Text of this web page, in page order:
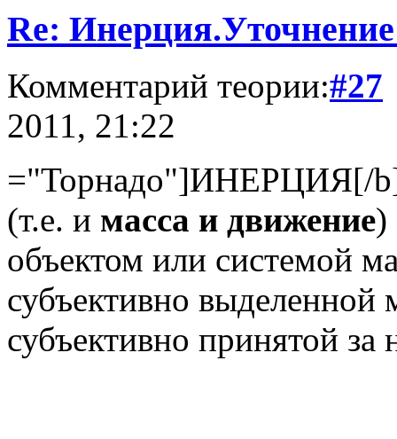
Re:
Комментарий теории:#27
2011, 21:22
="Торнадо"]ИНЕРЦИЯ[/b]
(т.е. и масса и движение)
объектом или системой
субъективно выделенной
субъективно принятой